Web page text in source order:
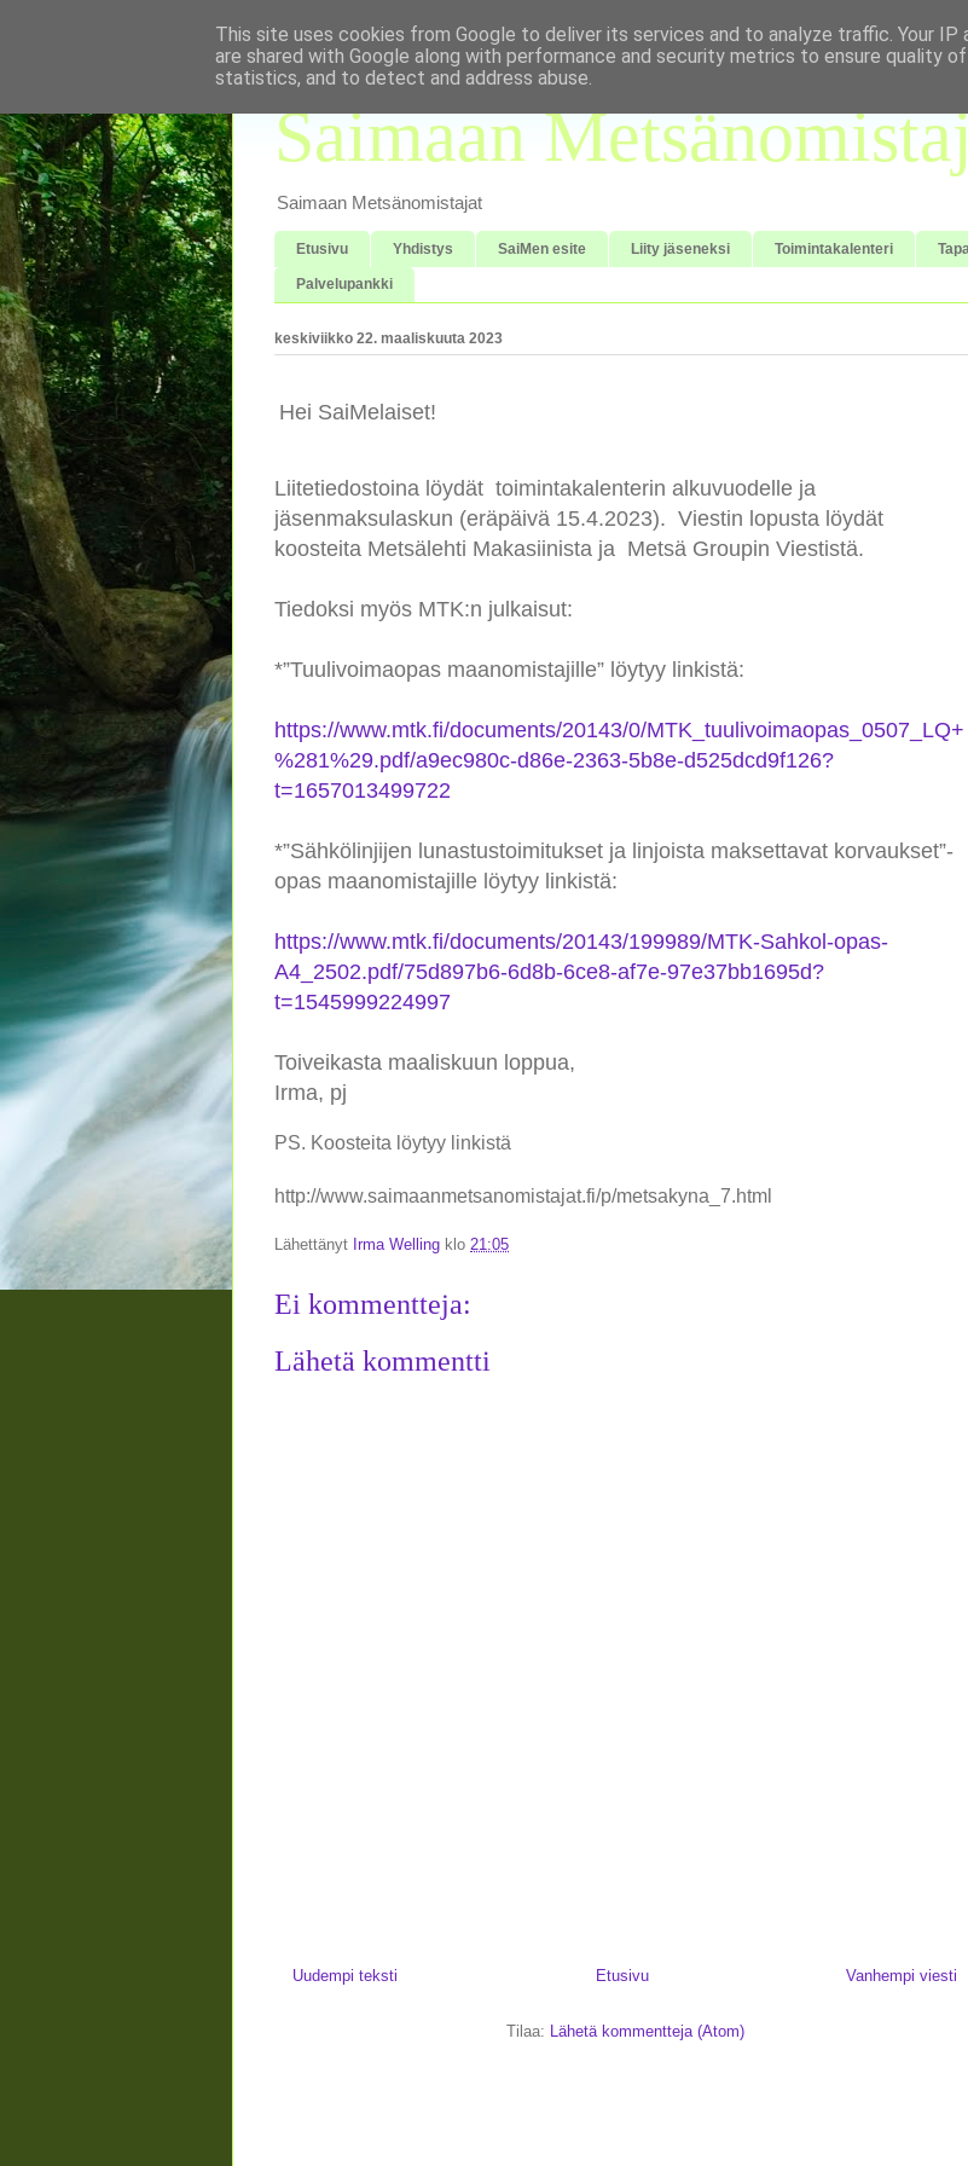
Saimaan
Saimaan Metsänomistajat
Etusivu Yhdistys SaiMen esite Liity jäseneksi Toimintakalenteri
Palvelupankki
keskiviikko 22. maaliskuuta 2023
Hei SaiMelaiset!
Liitetiedostoina löydät toimintakalenterin alkuvuodelle ja
jäsenmaksulaskun (eräpäivä 15.4.2023). Viestin lopusta löydät
koosteita Metsälehti Makasiinista ja Metsä Groupin Viestistä.
Tiedoksi myös MTK:n julkaisut:
*”Tuulivoimaopas maanomistajille” löytyy linkistä:
https://www.mtk.fi/documents/20143/0/MTK_tuulivoimaopas_0507_LQ+
%281%29.pdf/a9ec980c-d86e-2363-5b8e-d525dcd9f126?
t=1657013499722
*”Sähkölinjijen lunastustoimitukset ja linjoista maksettavat korvaukset”-
opas maanomistajille löytyy linkistä:
https://www.mtk.fi/documents/20143/199989/MTK-Sahkol-opas-
A4_2502.pdf/75d897b6-6d8b-6ce8-af7e-97e37bb1695d?
t=1545999224997
Toiveikasta maaliskuun loppua,
Irma, pj
PS. Koosteita löytyy linkistä
http://www.saimaanmetsanomistajat.fi/p/metsakyna_7.html
Lähettänyt Irma Welling klo 21:05
Ei kommentteja:
Lähetä kommentti
Uudempi teksti Vanhempi viesti
Etusivu
Tilaa: Lähetä kommentteja (Atom)
This site uses cookies from Google to deliver its services and to analyze traffic. Your IP
are shared with Google along with performance and security metrics to ensure quality
statistics, and to detect and address abuse.